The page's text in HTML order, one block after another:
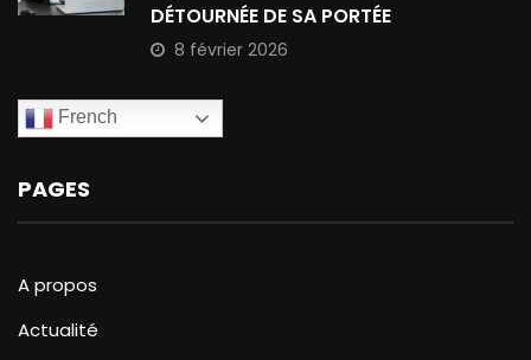
DÉTOURNÉE DE SA PORTÉE
8 février 2026
French
PAGES
A propos
Actualité